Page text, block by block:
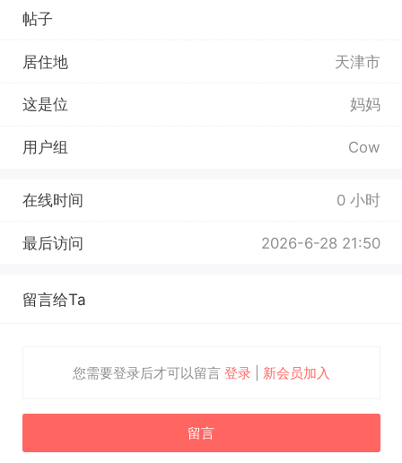
帖子
居住地 天津市
这是位 妈妈
用户组 Cow
在线时间 0 小时
最后访问 2026-6-28 21:50
留言给Ta
您需要登录后才可以留言 登录| 新会员加入
留言